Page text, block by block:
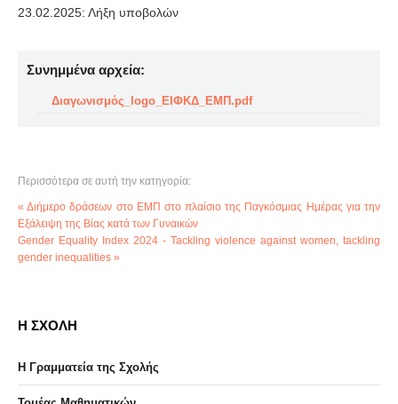
23.02.2025: Λήξη υποβολών
Συνημμένα αρχεία:
Διαγωνισμός_logo_ΕΙΦΚΔ_ΕΜΠ.pdf
Περισσότερα σε αυτή την κατηγορία:
« Διήμερο δράσεων στο ΕΜΠ στο πλαίσιο της Παγκόσμιας Ημέρας για την
Εξάλειψη της Βίας κατά των Γυναικών
Gender Equality Index 2024 - Tackling violence against women, tackling
gender inequalities »
Η ΣΧΟΛΗ
Η Γραμματεία της Σχολής